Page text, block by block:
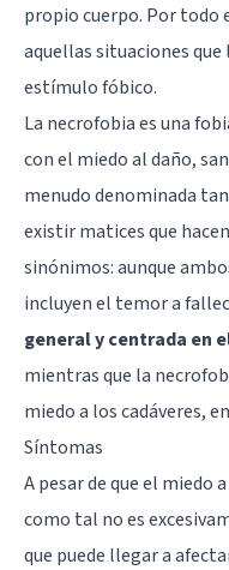
propio cuerpo. Por todo
aquellas situaciones que
estímulo fóbico.
La necrofobia es una
con el miedo al daño,
menudo denominada
existir matices que
sinónimos: aunque
incluyen el temor a
general y centrada en
mientras que la
miedo a los cadáveres,
Síntomas
A pesar de que el miedo
como tal no es
que puede llegar a